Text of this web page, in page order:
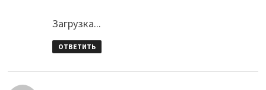
Загрузка...
ОТВЕТИТЬ